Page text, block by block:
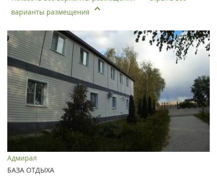
варианты размещения
Адмирал
БАЗА ОТДЫХА